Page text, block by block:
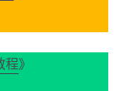
程》